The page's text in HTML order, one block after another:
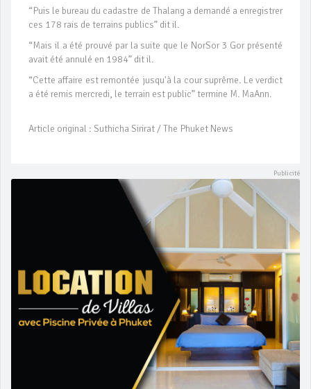
“Puis le bureau du cadastre de Thalang a demandé a enregistrer
ces 178 rais de terrains publics” dit il.
“Mais il a été prouvé par la suite que le NorSor 3 Gor présenté
avait été annulé en 1984” dit il.
“Cette affaire est remontée jusqu'à la cour suprême. Le verdict
a été remis mercredi, le terrain est public” termine M. MaAnn.
Article original : Suthicha Sirirat / The Phuket News